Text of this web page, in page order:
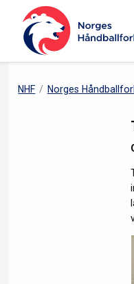
NHF Norges